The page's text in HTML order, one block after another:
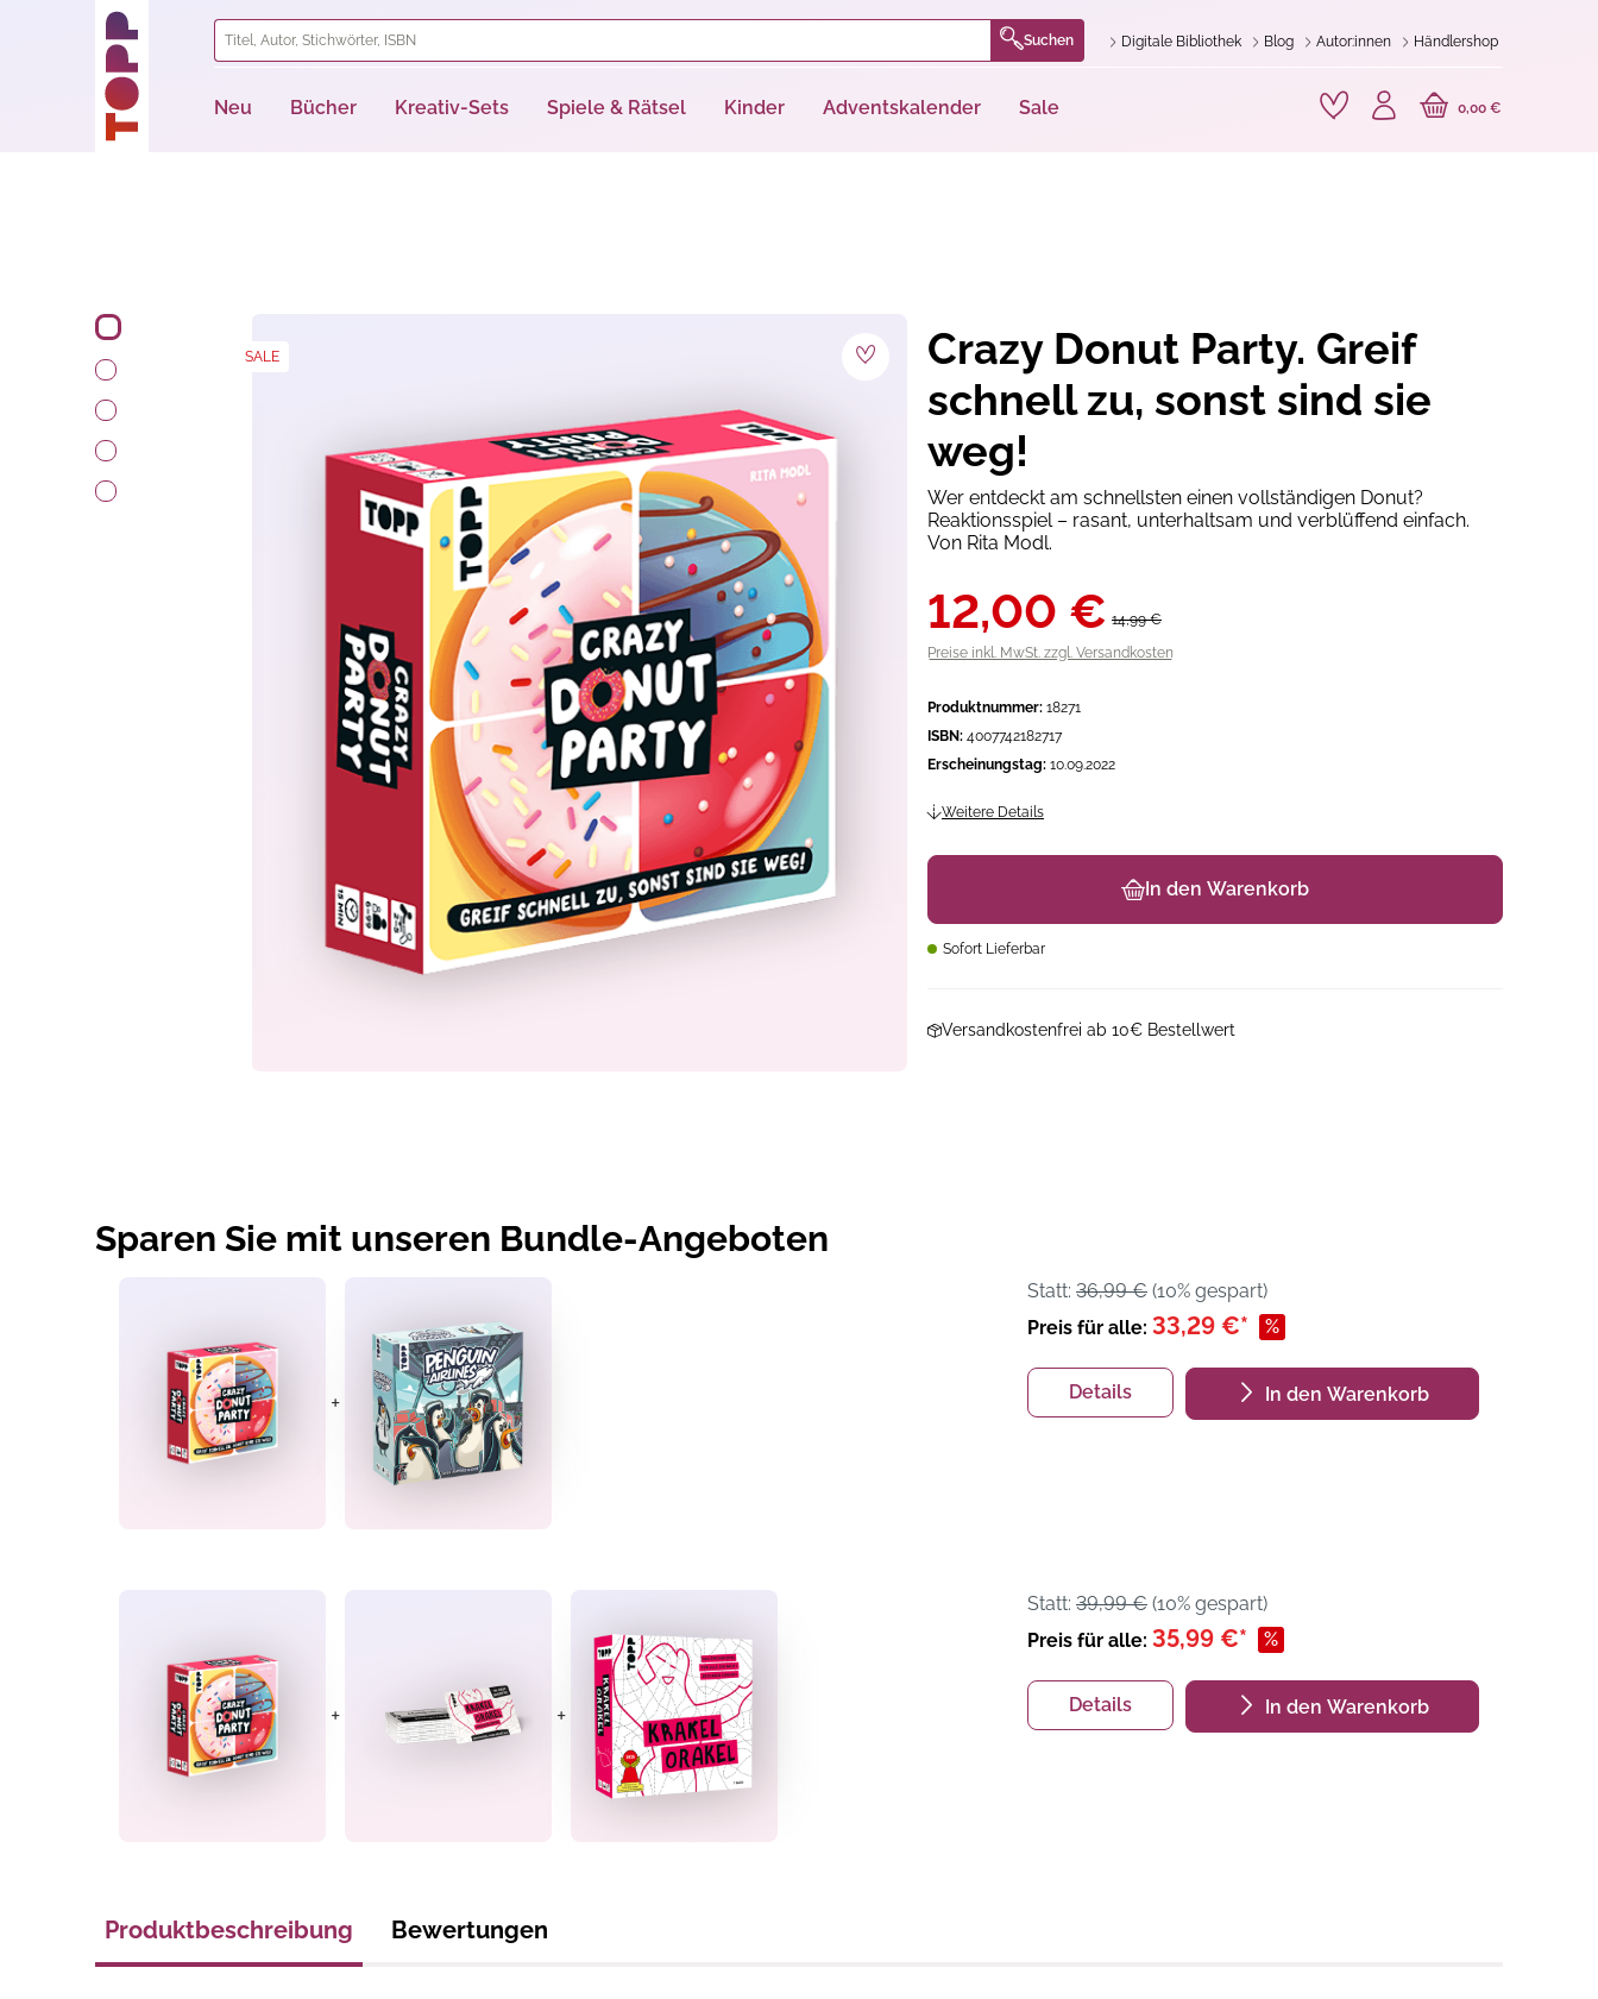
Zur Hauptnavigation springen
Suchen Digitale Bibliothek Blog Autor:innen Händlershop
Neu Bücher Kreativ-Sets Spiele & Rätsel Kinder Adventskalender Sale 0,00 €
SALE
Bildergalerie überspringen
Crazy Donut Party. Greif
schnell zu, sonst sind sie
weg!
Wer entdeckt am schnellsten einen vollständigen Donut?
Reaktionsspiel – rasant, unterhaltsam und verblüffend einfach.
Von Rita Modl.
12,00 € 14,99 €
Preise inkl. MwSt. zzgl. Versandkosten
Produktnummer: 18271
ISBN: 4007742182717
Erscheinungstag: 10.09.2022
Weitere Details
In den Warenkorb
Sofort Lieferbar
Versandkostenfrei ab 10€ Bestellwert
Sparen Sie mit unseren Bundle-Angeboten
+
Statt: 36,99 € (10% gespart)
Preis für alle: 33,29 €* %
Details In den Warenkorb
+ +
Statt: 39,99 € (10% gespart)
Preis für alle: 35,99 €* %
Details In den Warenkorb
Produktbeschreibung Bewertungen